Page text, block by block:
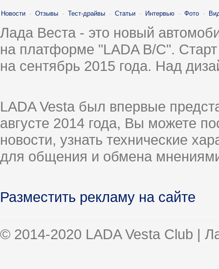
Новости · Отзывы · Тест-драйвы · Статьи · Интервью · Фото ·
Лада Веста - это новый
на платформе "LADA B/C".
на сентябрь 2015 года. Над
LADA Vesta был впервые
августе 2014 года, Вы можете
новости, узнать технические
для общения и обмена
Разместить рекламу на сайте
© 2014-2020 LADA Vesta Club |